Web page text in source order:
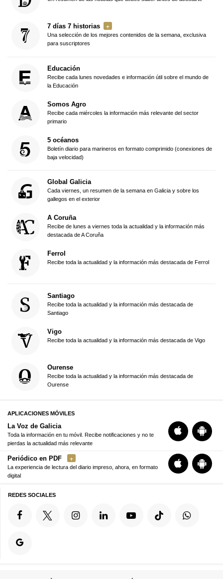
7 días 7 historias
Una selección de los mejores contenidos de la semana, exclusiva
para suscriptores
Educación
Recibe cada lunes novedades e información útil sobre el mundo de
la Educación
Somos Agro
Recibe cada miércoles la información más relevante del sector
primario
5 océanos
Boletín diario para marineros en formato comprimido (conexiones de
baja velocidad)
Global Galicia
Cada viernes, un resumen de la semana en Galicia y sobre los
gallegos en el exterior
A Coruña
Recibe de lunes a viernes toda la actualidad y la información más
destacada de A Coruña
Ferrol
Recibe toda la actualidad y la información más destacada de Ferrol
Santiago
Recibe toda la actualidad y la información más destacada de
Santiago
Vigo
Recibe toda la actualidad y la información más destacada de Vigo
Ourense
Recibe toda la actualidad y la información más destacada de
Ourense
APLICACIONES MÓVILES
La Voz de Galicia
Toda la información en tu móvil. Recibe notificaciones y no te
pierdas la actualidad más relevante
Periódico en PDF
La experiencia de lectura del diario impreso, ahora, en formato
digital
REDES SOCIALES